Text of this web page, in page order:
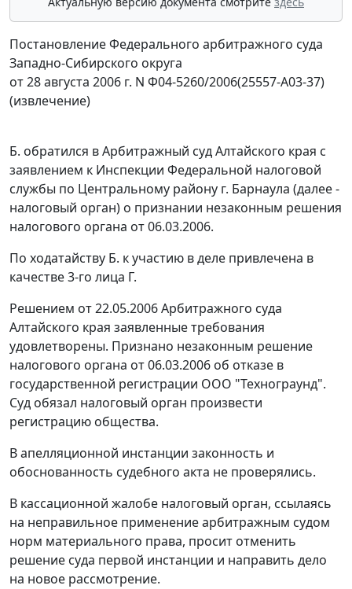
Постановление Федерального арбитражного суда
Западно-Сибирского округа
от 28 августа 2006 г. N Ф04-5260/2006(25557-А03-37)
(извлечение)
Б. обратился в Арбитражный суд Алтайского края с
заявлением к Инспекции Федеральной налоговой
службы по Центральному району г. Барнаула (далее -
налоговый орган) о признании незаконным решения
налогового органа от 06.03.2006.
По ходатайству Б. к участию в деле привлечена в
качестве 3-го лица Г.
Решением от 22.05.2006 Арбитражного суда
Алтайского края заявленные требования
удовлетворены. Признано незаконным решение
налогового органа от 06.03.2006 об отказе в
государственной регистрации ООО "Технограунд".
Суд обязал налоговый орган произвести
регистрацию общества.
В апелляционной инстанции законность и
обоснованность судебного акта не проверялись.
В кассационной жалобе налоговый орган, ссылаясь
на неправильное применение арбитражным судом
норм материального права, просит отменить
решение суда первой инстанции и направить дело
на новое рассмотрение.